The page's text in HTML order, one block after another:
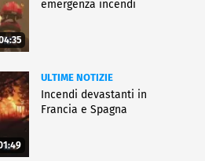
emergenza incendi
ULTIME NOTIZIE
Incendi devastanti in
Francia e Spagna